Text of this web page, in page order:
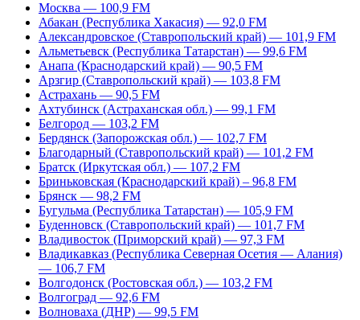
Москва — 100,9 FM
Абакан (Республика Хакасия) — 92,0 FM
Александровское (Ставропольский край) — 101,9 FM
Альметьевск (Республика Татарстан) — 99,6 FM
Анапа (Краснодарский край) — 90,5 FM
Арзгир (Ставропольский край) — 103,8 FM
Астрахань — 90,5 FM
Ахтубинск (Астраханская обл.) — 99,1 FM
Белгород — 103,2 FM
Бердянск (Запорожская обл.) — 102,7 FM
Благодарный (Ставропольский край) — 101,2 FM
Братск (Иркутская обл.) — 107,2 FM
Бриньковская (Краснодарский край) – 96,8 FM
Брянск — 98,2 FM
Бугульма (Республика Татарстан) — 105,9 FM
Буденновск (Ставропольский край) — 101,7 FM
Владивосток (Приморский край) — 97,3 FM
Владикавказ (Республика Северная Осетия — Алания)
— 106,7 FM
Волгодонск (Ростовская обл.) — 103,2 FM
Волгоград — 92,6 FM
Волноваха (ДНР) — 99,5 FM